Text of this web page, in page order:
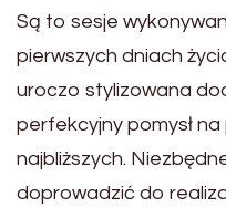
Są to sesje
pierwszych dniach
uroczo stylizowana
perfekcyjny pomysł
najbliższych.
doprowadzić do